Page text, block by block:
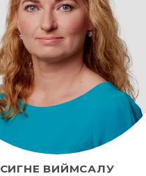
СИГНЕ ВИЙМСАЛУ